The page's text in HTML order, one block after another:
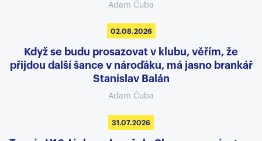
Adam Čuba
02.08.2026
Když se budu prosazovat v klubu, věřím, že
přijdou další šance v nároďáku, má jasno brankář
Stanislav Balán
Adam Čuba
31.07.2026